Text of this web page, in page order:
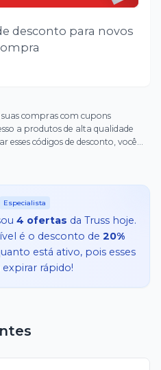
desconto para novos
compras com cupons
a produtos de alta qualidade
códigos de desconto, você
até 30% OFF em itens
Especialista
4 ofertas da Trusshoje.
é o desconto de 20%
está ativo, pois esses
rápido!